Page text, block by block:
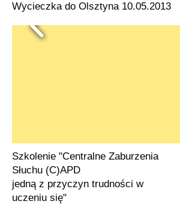
Wycieczka do Olsztyna 10.05.2013
Szkolenie "Centralne Zaburzenia
Słuchu (C)APD
jedną z przyczyn trudności w
uczeniu się"